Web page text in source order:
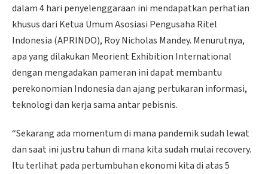
dalam 4 hari penyelenggaraan ini mendapatkan perhatian
khusus dari Ketua Umum Asosiasi Pengusaha Ritel
Indonesia (APRINDO), Roy Nicholas Mandey. Menurutnya,
apa yang dilakukan Meorient Exhibition International
dengan mengadakan pameran ini dapat membantu
perekonomian Indonesia dan ajang pertukaran informasi,
teknologi dan kerja sama antar pebisnis.
“Sekarang ada momentum di mana pandemik sudah lewat
dan saat ini justru tahun di mana kita sudah mulai recovery.
Itu terlihat pada pertumbuhan ekonomi kita di atas 5